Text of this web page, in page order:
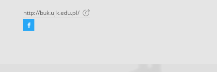
http://buk.ujk.edu.pl/
Facebook